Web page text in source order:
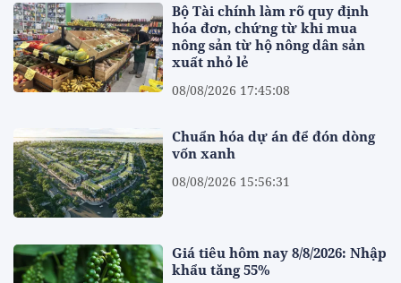
Bộ Tài chính làm rõ quy định
hóa đơn, chứng từ khi mua
nông sản từ hộ nông dân sản
xuất nhỏ lẻ
08/08/2026 17:45:08
Chuẩn hóa dự án để đón dòng
vốn xanh
08/08/2026 15:56:31
Giá tiêu hôm nay 8/8/2026: Nhập
khẩu tăng 55%